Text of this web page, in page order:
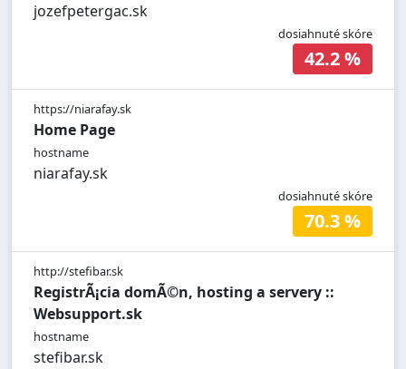
jozefpetergac.sk
dosiahnuté skóre
42.2 %
https://niarafay.sk
Home Page
hostname
niarafay.sk
dosiahnuté skóre
70.3 %
http://stefibar.sk
RegistrÃ¡cia domÃ©n, hosting a servery ::
Websupport.sk
hostname
stefibar.sk